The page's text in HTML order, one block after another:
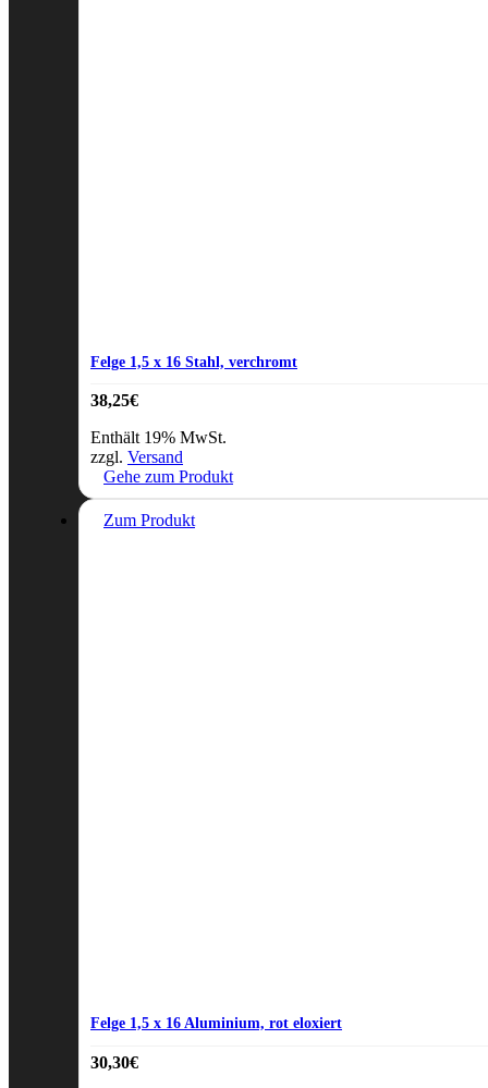
Felge 1,5 x 16 Stahl, verchromt
38,25€
Enthält 19% MwSt.
zzgl. Versand
Gehe zum Produkt
Zum Produkt
Felge 1,5 x 16 Aluminium, rot eloxiert
30,30€